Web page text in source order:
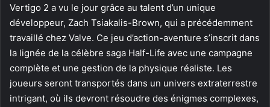
Vertigo 2 a vu le jour grâce au talent d’un unique
développeur, Zach Tsiakalis-Brown, qui a précédemment
travaillé chez Valve. Ce jeu d’action-aventure s’inscrit dans
la lignée de la célèbre saga Half-Life avec une campagne
complète et une gestion de la physique réaliste. Les
joueurs seront transportés dans un univers extraterrestre
intrigant, où ils devront résoudre des énigmes complexes,